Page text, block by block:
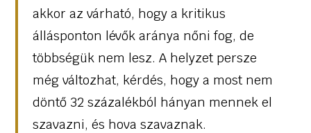
akkor az várható, hogy a kritikus
állásponton lévők aránya nőni fog, de
többségük nem lesz. A helyzet persze
még változhat, kérdés, hogy a most nem
döntő 32 százalékból hányan mennek el
szavazni, és hova szavaznak.